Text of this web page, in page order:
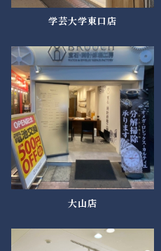
学芸大学東口店
大山店